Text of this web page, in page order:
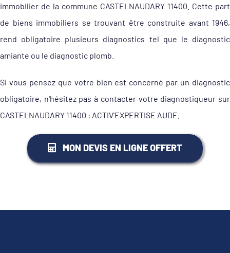
immobilier de la commune CASTELNAUDARY 11400. Cette part
de biens immobiliers se trouvant être construite avant 1946,
rend obligatoire plusieurs diagnostics tel que le diagnostic
amiante ou le diagnostic plomb.
Si vous pensez que votre bien est concerné par un diagnostic
obligatoire, n'hésitez pas à contacter votre diagnostiqueur sur
CASTELNAUDARY 11400 : ACTIV'EXPERTISE AUDE.
MON DEVIS EN LIGNE OFFERT